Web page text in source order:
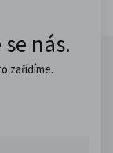
nás.
zařídíme.